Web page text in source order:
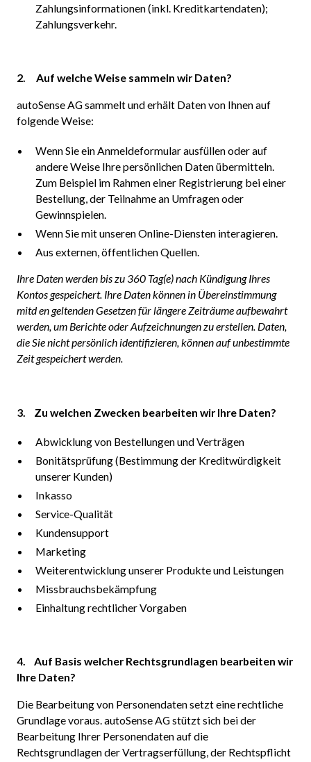
Zahlungsinformationen (inkl. Kreditkartendaten);
Zahlungsverkehr.
2. Auf welche Weise sammeln wir Daten?
autoSense AG sammelt und erhält Daten von Ihnen auf
folgende Weise:
Wenn Sie ein Anmeldeformular ausfüllen oder auf
andere Weise Ihre persönlichen Daten übermitteln.
Zum Beispiel im Rahmen einer Registrierung bei einer
Bestellung, der Teilnahme an Umfragen oder
Gewinnspielen.
Wenn Sie mit unseren Online-Diensten interagieren.
Aus externen, öffentlichen Quellen.
Ihre Daten werden bis zu 360 Tag(e) nach Kündigung Ihres
Kontos gespeichert. Ihre Daten können in Übereinstimmung
mitd en geltenden Gesetzen für längere Zeiträume aufbewahrt
werden, um Berichte oder Aufzeichnungen zu erstellen. Daten,
die Sie nicht persönlich identifizieren, können auf unbestimmte
Zeit gespeichert werden.
3. Zu welchen Zwecken bearbeiten wir Ihre Daten?
Abwicklung von Bestellungen und Verträgen
Bonitätsprüfung (Bestimmung der Kreditwürdigkeit
unserer Kunden)
Inkasso
Service-Qualität
Kundensupport
Marketing
Weiterentwicklung unserer Produkte und Leistungen
Missbrauchsbekämpfung
Einhaltung rechtlicher Vorgaben
4. Auf Basis welcher Rechtsgrundlagen bearbeiten wir
Ihre Daten?
Die Bearbeitung von Personendaten setzt eine rechtliche
Grundlage voraus. autoSense AG stützt sich bei der
Bearbeitung Ihrer Personendaten auf die
Rechtsgrundlagen der Vertragserfüllung, der Rechtspflicht